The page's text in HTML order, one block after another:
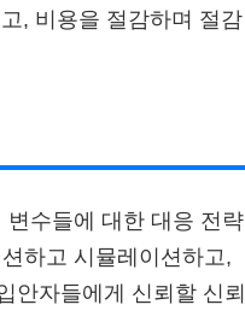
, 비용을 절감하며 절감
수들에 대한 대응 전략
하고 시뮬레이션하고,
안자들에게 신뢰할 신뢰